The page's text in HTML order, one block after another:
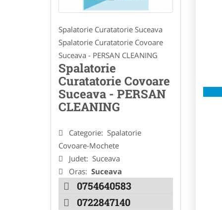
Spalatorie Curatatorie Suceava
Spalatorie Curatatorie Covoare
Suceava - PERSAN CLEANING
Spalatorie
Curatatorie Covoare
Suceava - PERSAN
CLEANING
Categorie: Spalatorie
Covoare-Mochete
Judet: Suceava
Oras: Suceava
0754640583
0722847140